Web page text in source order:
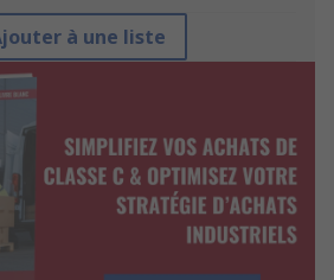
à une liste